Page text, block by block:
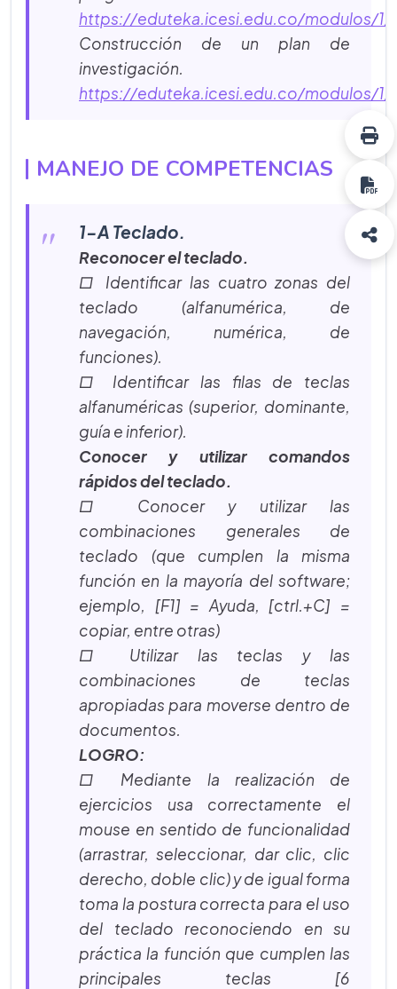
https://eduteka.icesi.edu.co/modulos/1/
Construcción de un plan de
investigación.
https://eduteka.icesi.edu.co/modulos/1/
MANEJO DE COMPETENCIAS
1-A Teclado.
Reconocer el teclado.
□ Identificar las cuatro zonas del
teclado (alfanumérica, de
navegación, numérica, de
funciones).
□ Identificar las filas de teclas
alfanuméricas (superior, dominante,
guía e inferior).
Conocer y utilizar comandos
rápidos del teclado.
□ Conocer y utilizar las
combinaciones generales de
teclado (que cumplen la misma
función en la mayoría del software;
ejemplo, [F1] = Ayuda, [ctrl.+C] =
copiar, entre otras)
□ Utilizar las teclas y las
combinaciones de teclas
apropiadas para moverse dentro de
documentos.
LOGRO:
□ Mediante la realización de
ejercicios usa correctamente el
mouse en sentido de funcionalidad
(arrastrar, seleccionar, dar clic, clic
derecho, doble clic) y de igual forma
toma la postura correcta para el uso
del teclado reconociendo en su
práctica la función que cumplen las
principales teclas [6